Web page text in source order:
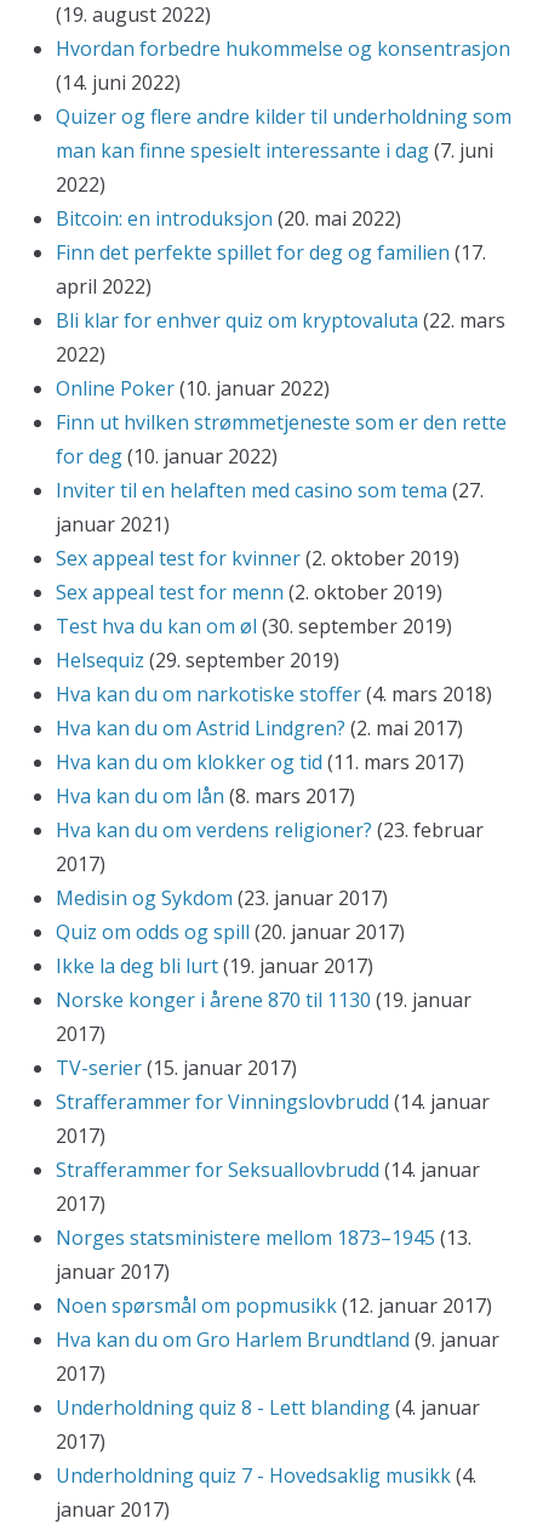
(19. august 2022)
Hvordan forbedre hukommelse og konsentrasjon
(14. juni 2022)
Quizer og flere andre kilder til underholdning som
man kan finne spesielt interessante i dag(7. juni
2022)
Bitcoin: en introduksjon (20. mai 2022)
Finn det perfekte spillet for deg og familien (17.
april 2022)
Bli klar for enhver quiz om kryptovaluta (22. mars
2022)
Online Poker(10. januar 2022)
Finn ut hvilken strømmetjeneste som er den rette
for deg(10. januar 2022)
Inviter til en helaften med casino som tema (27.
januar 2021)
Sex appeal test for kvinner(2. oktober 2019)
Sex appeal test for menn (2. oktober 2019)
Test hva du kan om øl (30. september 2019)
Helsequiz (29. september 2019)
Hva kan du om narkotiske stoffer(4. mars 2018)
Hva kan du om Astrid Lindgren? (2. mai 2017)
Hva kan du om klokker og tid (11. mars 2017)
Hva kan du om lån (8. mars 2017)
Hva kan du om verdens religioner? (23. februar
2017)
Medisin og Sykdom (23. januar 2017)
Quiz om odds og spill (20. januar 2017)
Ikke la deg bli lurt(19. januar 2017)
Norske konger i årene 870 til 1130 (19. januar
2017)
TV-serier(15. januar 2017)
Strafferammer for Vinningslovbrudd (14. januar
2017)
Strafferammer for Seksuallovbrudd (14. januar
2017)
Norges statsministere mellom 1873–1945 (13.
januar 2017)
Noen spørsmål om popmusikk(12. januar 2017)
Hva kan du om Gro Harlem Brundtland (9. januar
2017)
Underholdning quiz 8 - Lett blanding(4. januar
2017)
Underholdning quiz 7 - Hovedsaklig musikk(4.
januar 2017)